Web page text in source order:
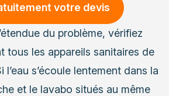
votre devis
du problème, vérifiez
tous les appareils sanitaires de
s’écoule lentement dans la
et le lavabo situés au même